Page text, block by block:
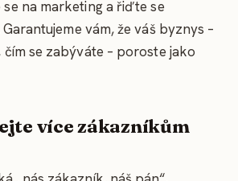
se na marketing a řiďte se
vám, že váš byznys –
se zabýváte – poroste jako
více zákazníkům